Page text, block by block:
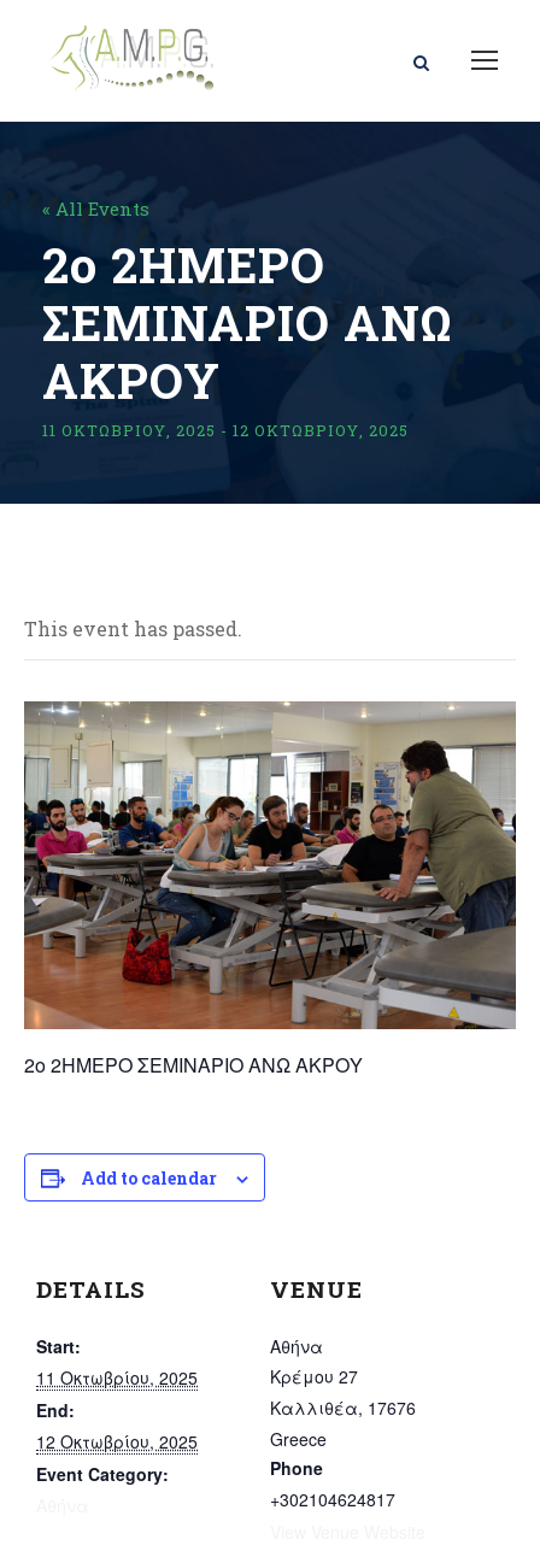
« All Events
2ο 2ΗΜΕΡΟ
ΣΕΜΙΝΑΡΙΟ ΑΝΩ
ΑΚΡΟΥ
11 ΟΚΤΩΒΡΊΟΥ, 2025 - 12 ΟΚΤΩΒΡΊΟΥ, 2025
This event has passed.
2ο 2ΗΜΕΡΟ ΣΕΜΙΝΑΡΙΟ ΑΝΩ ΑΚΡΟΥ
Add to calendar
DETAILS
Start:
11 Οκτωβρίου, 2025
End:
12 Οκτωβρίου, 2025
Event Category:
VENUE
Αθήνα
Κρέμου 27
Καλλιθέα, 17676
Greece
Phone
+302104624817